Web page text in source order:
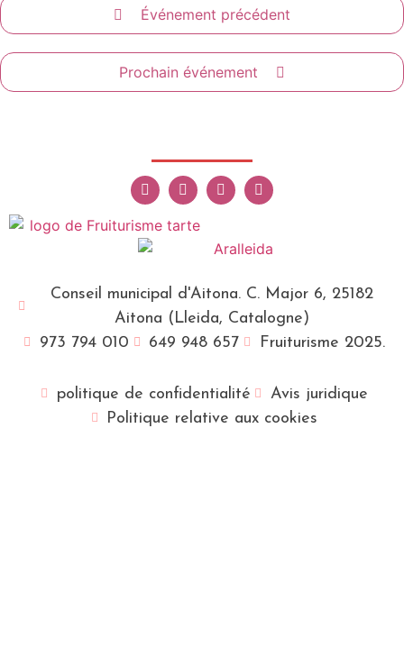
Événement précédent
Prochain événement
Conseil municipal d'Aitona. C. Major 6, 25182
Aitona (Lleida, Catalogne)
973 794 010
649 948 657 Fruiturisme 2025.
politique de confidentialité
Avis juridique
Politique relative aux cookies